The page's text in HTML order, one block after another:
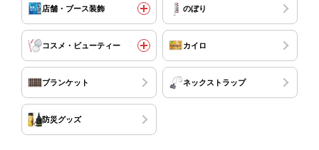
店舗・ブース装飾 のぼり
コスメ・ビューティー カイロ
ブランケット ネックストラップ
防災グッズ